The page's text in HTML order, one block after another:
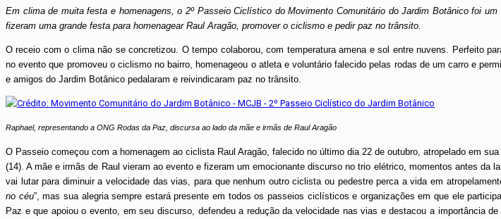
Em clima de muita festa e homenagens, o 2º Passeio Ciclístico do Movimento Comunitário do Jardim Botânico foi
fizeram uma grande festa para homenagear Raul Aragão, promover o ciclismo e pedir paz no trânsito.
O receio com o clima não se concretizou. O tempo colaborou, com temperatura amena e sol entre nuvens. Perfeito
no evento que promoveu o ciclismo no bairro, homenageou o atleta e voluntário falecido pelas rodas de um carro e
e amigos do Jardim Botânico pedalaram e reivindicaram paz no trânsito.
Raphael, representando a ONG Rodas da Paz, discursa ao lado da mãe e irmãs de Raul Aragão
O Passeio começou com a homenagem ao ciclista Raul Aragão, falecido no último dia 22 de outubro, atropelado em
(14). A mãe e irmãs de Raul vieram ao evento e fizeram um emocionante discurso no trio elétrico, momentos antes da
vai lutar para diminuir a velocidade das vias, para que nenhum outro ciclista ou pedestre perca a vida em
no céu”, mas sua alegria sempre estará presente em todos os passeios ciclísticos e organizações em que ele
Paz e que apoiou o evento, em seu discurso, defendeu a redução da velocidade nas vias e destacou a importância